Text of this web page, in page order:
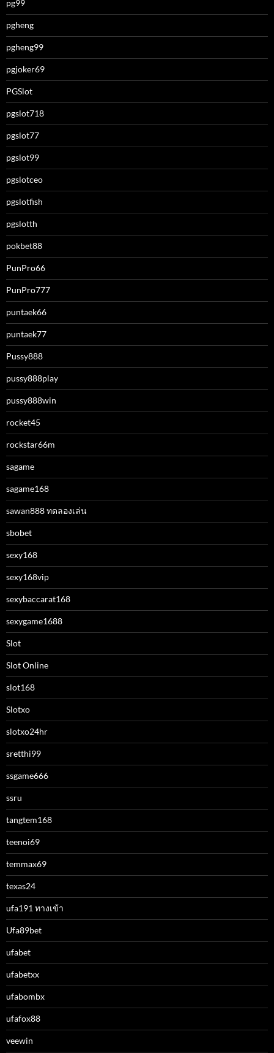
pg99
pgheng
pgheng99
pgjoker69
PGSlot
pgslot718
pgslot77
pgslot99
pgslotceo
pgslotfish
pgslotth
pokbet88
PunPro66
PunPro777
puntaek66
puntaek77
Pussy888
pussy888play
pussy888win
rocket45
rockstar66m
sagame
sagame168
sawan888 ทดลองเล่น
sbobet
sexy168
sexy168vip
sexybaccarat168
sexygame1688
Slot
Slot Online
slot168
Slotxo
slotxo24hr
sretthi99
ssgame666
ssru
tangtem168
teenoi69
temmax69
texas24
ufa191 ทางเข้า
Ufa89bet
ufabet
ufabetxx
ufabombx
ufafox88
veewin